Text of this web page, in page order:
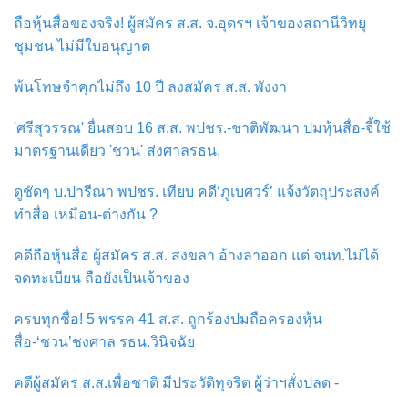
ถือหุ้นสื่อของจริง! ผู้สมัคร ส.ส. จ.อุดรฯ เจ้าของสถานีวิทยุ
ชุมชน ไม่มีใบอนุญาต
พ้นโทษจำคุกไม่ถึง 10 ปี ลงสมัคร ส.ส. พังงา
'ศรีสุวรรณ' ยื่นสอบ 16 ส.ส. พปชร.-ชาติพัฒนา ปมหุ้นสื่อ-จี้ใช้
มาตรฐานเดียว 'ชวน' ส่งศาลรธน.
ดูชัดๆ บ.ปารีณา พปชร. เทียบ คดี‘ภูเบศวร์’ แจ้งวัตถุประสงค์
ทำสื่อ เหมือน-ต่างกัน ?
คดีถือหุ้นสื่อ ผู้สมัคร ส.ส. สงขลา อ้างลาออก แต่ จนท.ไม่ได้
จดทะเบียน ถือยังเป็นเจ้าของ
ครบทุกชื่อ! 5 พรรค 41 ส.ส. ถูกร้องปมถือครองหุ้น
สื่อ-‘ชวน’ชงศาล รธน.วินิจฉัย
คดีผู้สมัคร ส.ส.เพื่อชาติ มีประวัติทุจริต ผู้ว่าฯสั่งปลด -